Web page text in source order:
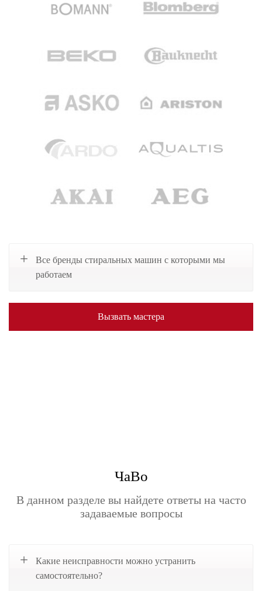
Все бренды стиральных машин с которыми мы
работаем
Вызвать мастера
ЧаВо
В данном разделе вы найдете ответы на часто
задаваемые вопросы
Какие неисправности можно устранить
самостоятельно?